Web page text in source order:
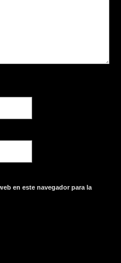
en este navegador para la